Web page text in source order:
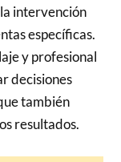
intervención
específicas.
y profesional
decisiones
también
resultados.